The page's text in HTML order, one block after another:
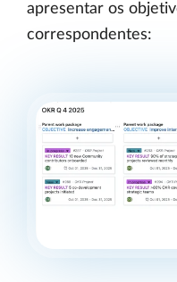
apresentar os
correspondentes: